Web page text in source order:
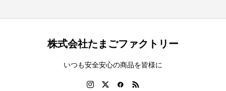
株式会社たまごファクトリー
いつも安全安心の商品を皆様に